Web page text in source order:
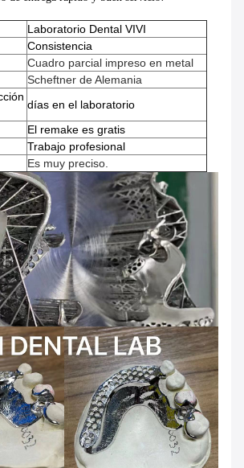
Laboratorio Dental VIVI
Consistencia
Cuadro parcial impreso en metal
Scheftner de Alemania
días en el laboratorio
El remake es gratis
Trabajo profesional
Es muy preciso.